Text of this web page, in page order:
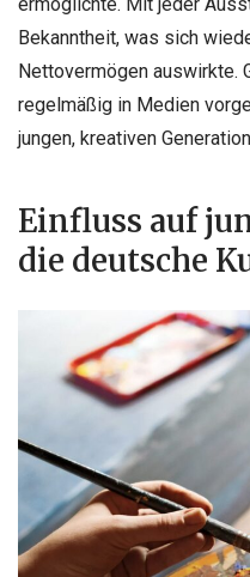
ermöglichte. Mit jeder
Bekanntheit, was sich
Nettovermögen auswirkte.
regelmäßig in Medien
jungen, kreativen
Einfluss auf
die deutsche